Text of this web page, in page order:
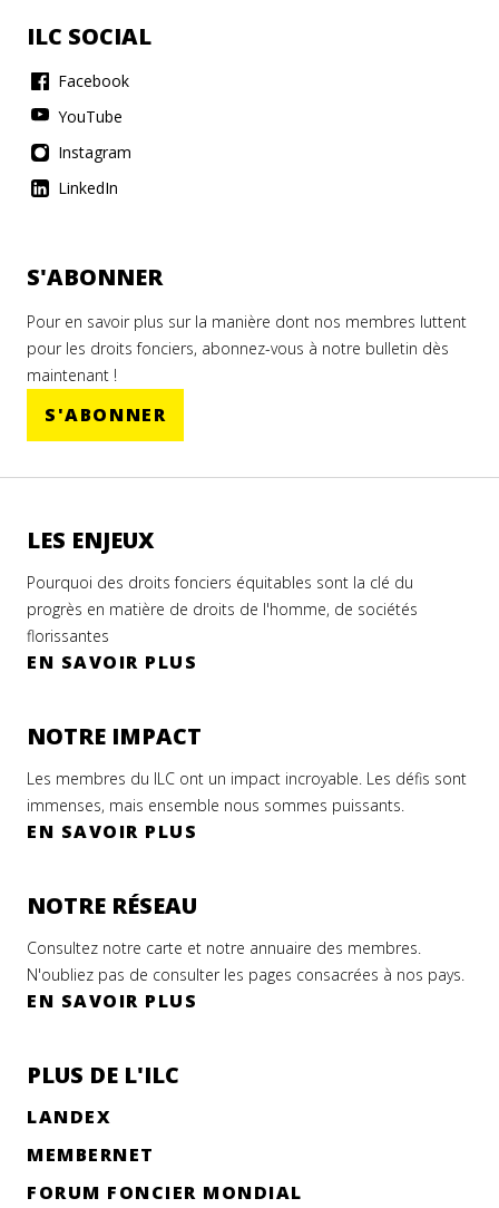
ILC SOCIAL
Facebook
YouTube
Instagram
LinkedIn
S'ABONNER
Pour en savoir plus sur la manière dont nos membres luttent
pour les droits fonciers, abonnez-vous à notre bulletin dès
maintenant !
S'ABONNER
LES ENJEUX
Pourquoi des droits fonciers équitables sont la clé du
progrès en matière de droits de l'homme, de sociétés
florissantes
EN SAVOIR PLUS
NOTRE IMPACT
Les membres du ILC ont un impact incroyable. Les défis sont
immenses, mais ensemble nous sommes puissants.
EN SAVOIR PLUS
NOTRE RÉSEAU
Consultez notre carte et notre annuaire des membres.
N'oubliez pas de consulter les pages consacrées à nos pays.
EN SAVOIR PLUS
PLUS DE L'ILC
LANDEX
MEMBERNET
FORUM FONCIER MONDIAL